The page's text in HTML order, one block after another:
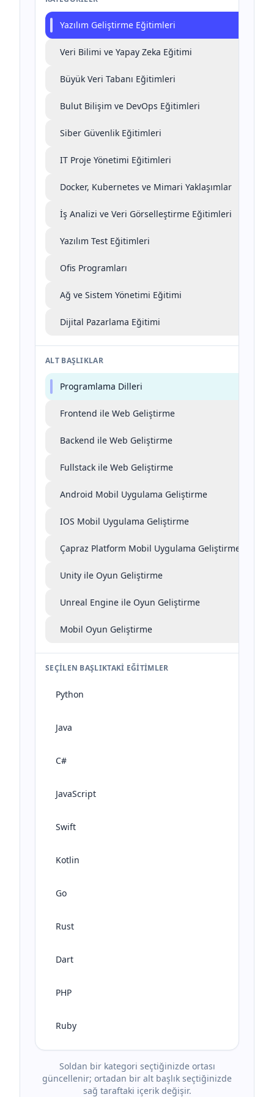
Yazılım Geliştirme Eğitimleri
Veri Bilimi ve Yapay Zeka Eğitimi
Büyük Veri Tabanı Eğitimleri
Bulut Bilişim ve DevOps Eğitimleri
Siber Güvenlik Eğitimleri
IT Proje Yönetimi Eğitimleri
Docker, Kubernetes ve Mimari Yaklaşımlar
İş Analizi ve Veri Görselleştirme Eğitimleri
Yazılım Test Eğitimleri
Ofis Programları
Ağ ve Sistem Yönetimi Eğitimi
Dijital Pazarlama Eğitimi
ALT BAŞLIKLAR
Programlama Dilleri
Frontend ile Web Geliştirme
Backend ile Web Geliştirme
Fullstack ile Web Geliştirme
Android Mobil Uygulama Geliştirme
IOS Mobil Uygulama Geliştirme
Çapraz Platform Mobil Uygulama Geliştirme
Unity ile Oyun Geliştirme
Unreal Engine ile Oyun Geliştirme
Mobil Oyun Geliştirme
SEÇILEN BAŞLIKTAKI EĞITIMLER
Python
Java
C#
JavaScript
Swift
Kotlin
Go
Rust
Dart
PHP
Ruby
Soldan bir kategori seçtiğinizde ortası
güncellenir; ortadan bir alt başlık seçtiğinizde
sağ taraftaki içerik değişir.